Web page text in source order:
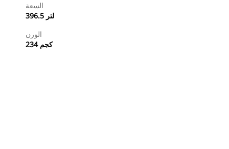
السعة
396.5 لتر
الوزن
234 كجم